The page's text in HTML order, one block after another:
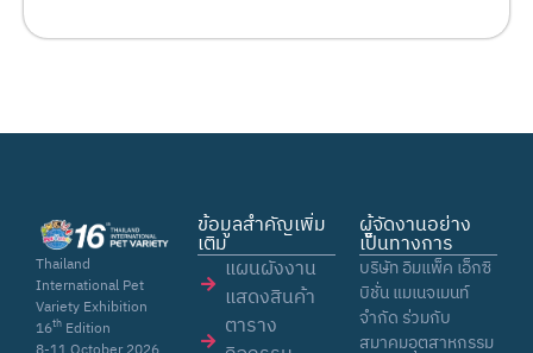
Thailand
International Pet
Variety Exhibition
16th Edition
ข้อมูลสำคัญเพิ่ม
เติม
แผนผังงาน
แสดงสินค้า
ตาราง
ผู้จัดงานอย่าง
เป็นทางการ
บริษัท อิมแพ็ค เอ็กซิ
บิชั่น แมเนจเมนท์
จำกัด ร่วมกับ
สมาคมอุตสาหกรรม